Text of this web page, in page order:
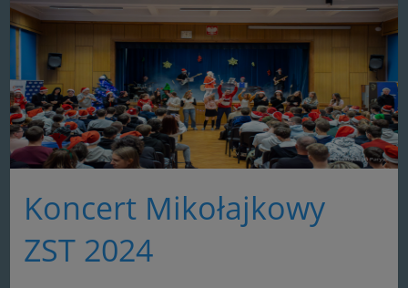
Koncert Mikołajkowy
ZST 2024